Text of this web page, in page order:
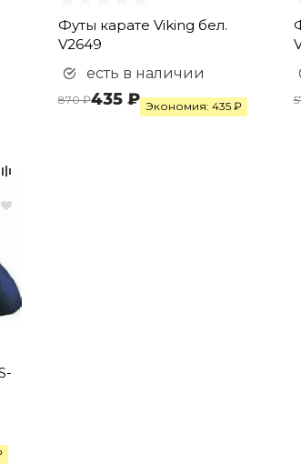
Футы карате Viking бел.
V2649
есть в наличии
870 ₽435 ₽ Экономия: 435 ₽